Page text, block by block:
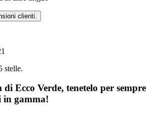
clienti.
stelle.
Ecco Verde, tenetelo per sempre
gamma!